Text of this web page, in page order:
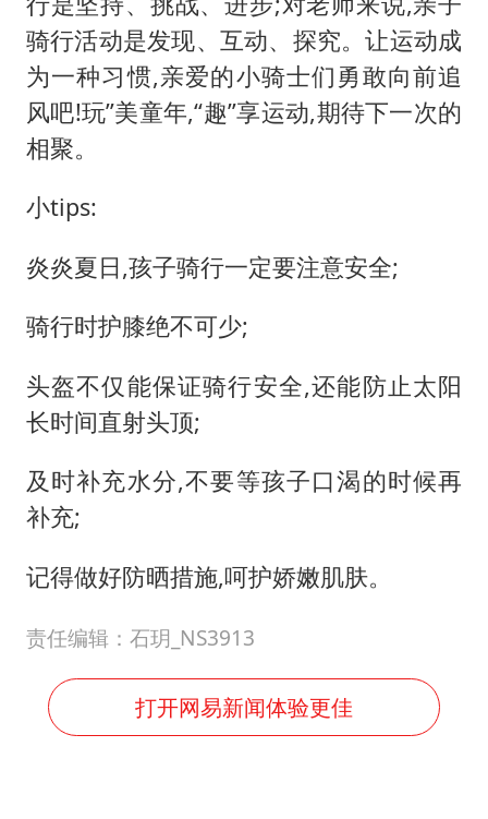
骑行活动是发现、互动、探究。让运动成
为一种习惯,亲爱的小骑士们勇敢向前追
风吧!玩”美童年,“趣”享运动,期待下一次的
相聚。
小tips:
炎炎夏日,孩子骑行一定要注意安全;
骑行时护膝绝不可少;
头盔不仅能保证骑行安全,还能防止太阳
长时间直射头顶;
及时补充水分,不要等孩子口渴的时候再
补充;
记得做好防晒措施,呵护娇嫩肌肤。
责任编辑：石玥_NS3913
打开网易新闻体验更佳